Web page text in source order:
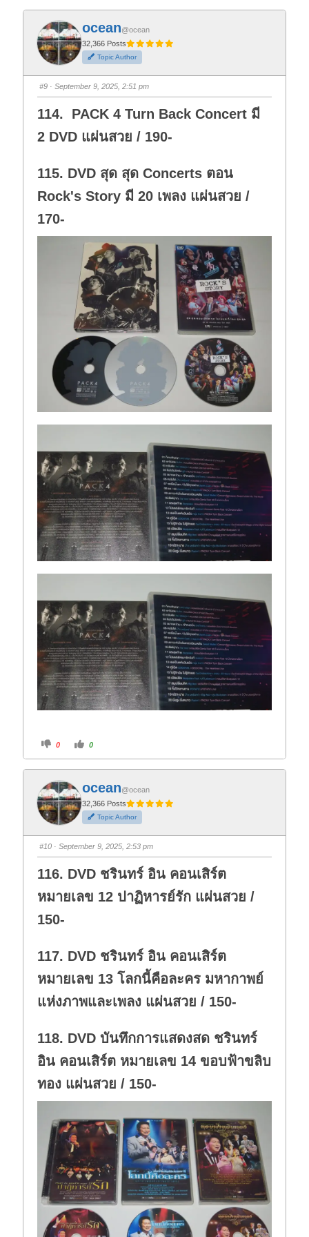
k
f
o
r
t
h
u
m
b
d
o
n
.
k
o
t
h
u
m
b
u
p
ocean@ocean
32,366 Posts
Topic Author
#9 · September 9, 2025, 2:51 pm
114. PACK 4 Turn Back Concert มี
2 DVD แผ่นสวย / 190-
115. DVD สุด สุด Concerts ตอน
Rock's Story มี 20 เพลง แผ่นสวย /
170-
C
i
f
o
r
t
h
u
m
d
o
n
.
0
C
i
o
t
h
u
m
u
p
0
ocean@ocean
32,366 Posts
Topic Author
#10 · September 9, 2025, 2:53 pm
116. DVD ชรินทร์ อิน คอนเสิร์ต
หมายเลข 12 ปาฏิหารย์รัก แผ่นสวย /
150-
117. DVD ชรินทร์ อิน คอนเสิร์ต
หมายเลข 13 โลกนี้คือละคร มหากาพย์
แห่งภาพและเพลง แผ่นสวย / 150-
118. DVD บันทึกการแสดงสด ชรินทร์
อิน คอนเสิร์ต หมายเลข 14 ขอบฟ้าขลิบ
ทอง แผ่นสวย / 150-